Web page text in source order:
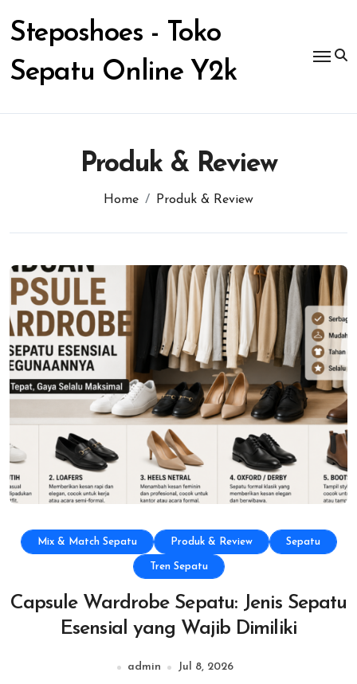
content
Steposhoes - Toko
Sepatu Online Y2k
Produk & Review
Home Produk & Review
Mix & Match Sepatu Produk & Review Sepatu
Tren Sepatu
Capsule Wardrobe Sepatu: Jenis Sepatu
Esensial yang Wajib Dimiliki
admin Jul 8, 2026